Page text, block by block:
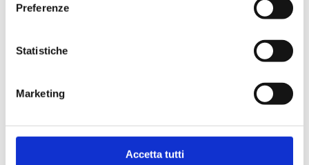
Preferenze
Statistiche
Marketing
Accetta tutti
Maximale Betriebstemperatur